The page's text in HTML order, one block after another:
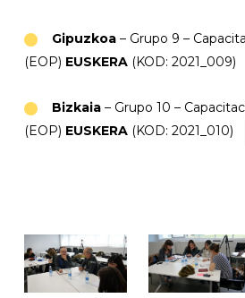
Gipuzkoa – Grupo 9 –
(EOP) EUSKERA (KOD: 2021_009)
Bizkaia – Grupo 10 –
(EOP) EUSKERA (KOD: 2021_010)